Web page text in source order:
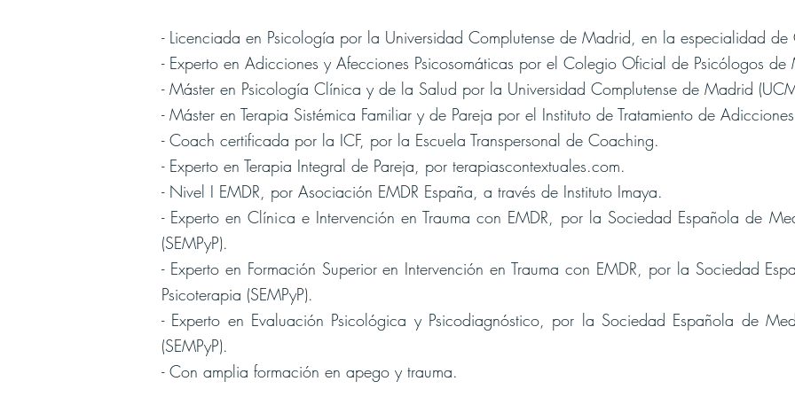
- Licenciada en Psicología por la Universidad Complutense de Madrid, en la especialidad
- Experto en Adicciones y Afecciones Psicosomáticas por el Colegio Oficial de Psicólogos
- Máster en Psicología Clínica y de la Salud por la Universidad Complutense de Madrid
- Máster en Terapia Sistémica Familiar y de Pareja por el Instituto de Tratamiento de
- Coach certificada por la ICF, por la Escuela Transpersonal de Coaching.
- Experto en Terapia Integral de Pareja, por terapiascontextuales.com.
- Nivel I EMDR, por Asociación EMDR España, a través de Instituto Imaya.
- Experto en Clínica e Intervención en Trauma con EMDR, por la Sociedad Española de
(SEMPyP).
- Experto en Formación Superior en Intervención en Trauma con EMDR, por la Sociedad
Psicoterapia (SEMPyP).
- Experto en Evaluación Psicológica y Psicodiagnóstico, por la Sociedad Española de
(SEMPyP).
- Con amplia formación en apego y trauma.